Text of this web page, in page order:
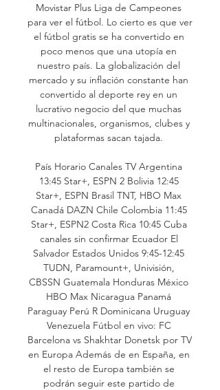
Movistar Plus Liga de Campeones
para ver el fútbol. Lo cierto es que ver
el fútbol gratis se ha convertido en
poco menos que una utopía en
nuestro país. La globalización del
mercado y su inflación constante han
convertido al deporte rey en un
lucrativo negocio del que muchas
multinacionales, organismos, clubes y
plataformas sacan tajada.
País Horario Canales TV Argentina
13:45 Star+, ESPN 2 Bolivia 12:45
Star+, ESPN Brasil TNT, HBO Max
Canadá DAZN Chile Colombia 11:45
Star+, ESPN2 Costa Rica 10:45 Cuba
canales sin confirmar Ecuador El
Salvador Estados Unidos 9:45-12:45
TUDN, Paramount+, Univisión,
CBSSN Guatemala Honduras México
HBO Max Nicaragua Panamá
Paraguay Perú R Dominicana Uruguay
Venezuela Fútbol en vivo: FC
Barcelona vs Shakhtar Donetsk por TV
en Europa Además de en España, en
el resto de Europa también se
podrán seguir este partido de